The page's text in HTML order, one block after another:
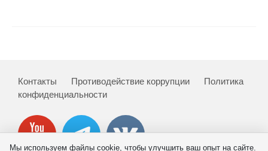
Контакты Противодействие коррупции
Политика
конфиденциальности
Мы используем файлы cookie, чтобы улучшить ваш опыт на сайте.